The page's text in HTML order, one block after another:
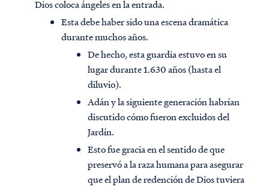
Dios coloca ángeles en la entrada.
Esta debe haber sido una escena dramática
durante muchos años.
De hecho, esta guardia estuvo en su
lugar durante 1.630 años (hasta el
diluvio).
Adán y la siguiente generación habrían
discutido cómo fueron excluidos del
Jardín.
Esto fue gracia en el sentido de que
preservó a la raza humana para asegurar
que el plan de redención de Dios tuviera